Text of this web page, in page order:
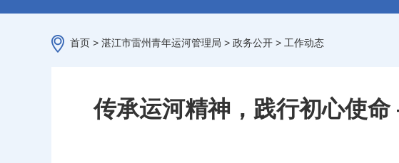
首页 > 湛江市雷州青年运河管理局 > 政务公开 > 工作动态
传承运河精神，践行初心使